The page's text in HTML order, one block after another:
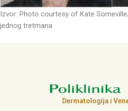
Izvor: Photo courtesy of Kate
jednog tretmana
Dermatologija i